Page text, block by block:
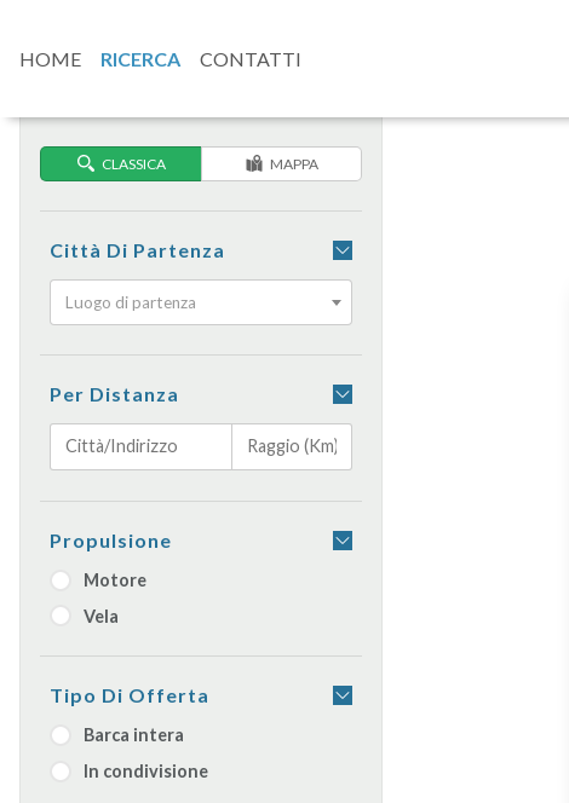
HOME RICERCA CONTATTI
CLASSICA MAPPA
Città Di Partenza
Luogo di partenza
Per Distanza
Propulsione
Motore
Vela
Tipo Di Offerta
Barca intera
In condivisione